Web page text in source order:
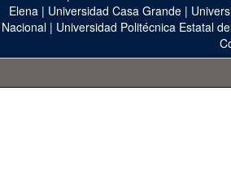
Elena | Universidad Casa Grande |
Nacional | Universidad Politécnica Estatal